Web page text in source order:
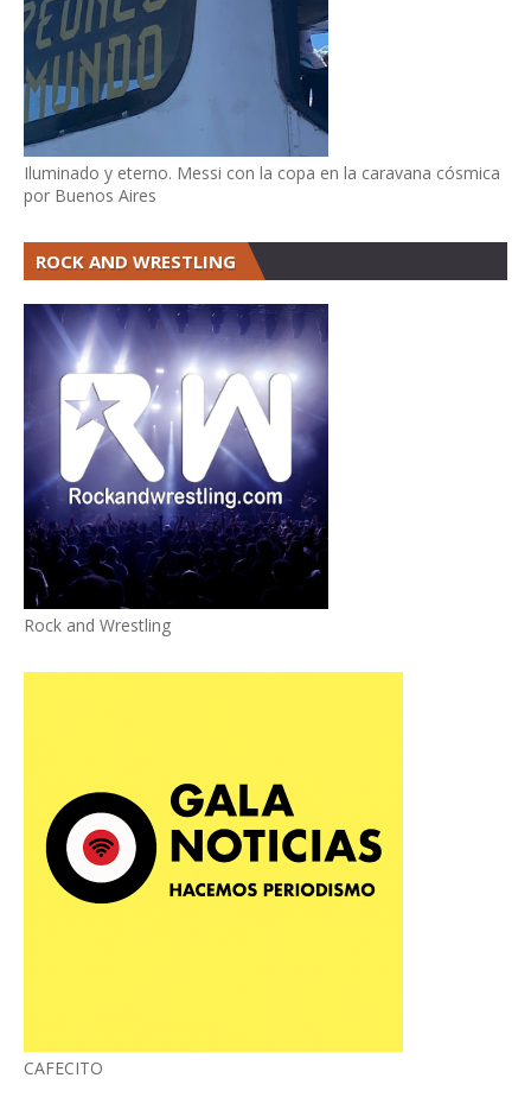
Iluminado y eterno. Messi con la copa en la caravana cósmica
por Buenos Aires
ROCK AND WRESTLING
Rock and Wrestling
CAFECITO